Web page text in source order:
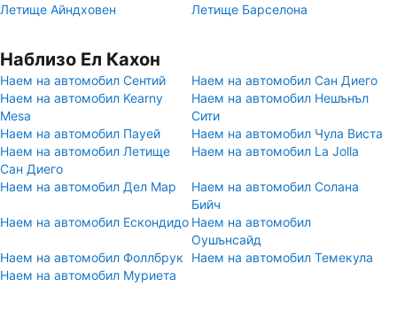
Летище Айндховен
Летище Барселона
Наблизо Ел Кахон
Наем на автомобил Сентий
Наем на автомобил Сан Диего
Наем на автомобил Kearny
Mesa
Наем на автомобил Нешънъл
Сити
Наем на автомобил Пауей
Наем на автомобил Чула Виста
Наем на автомобил Летище
Сан Диего
Наем на автомобил La Jolla
Наем на автомобил Дел Мар
Наем на автомобил Солана
Бийч
Наем на автомобил Ескондидо Наем на автомобил
Оушънсайд
Наем на автомобил Фоллбрук
Наем на автомобил Темекула
Наем на автомобил Муриета